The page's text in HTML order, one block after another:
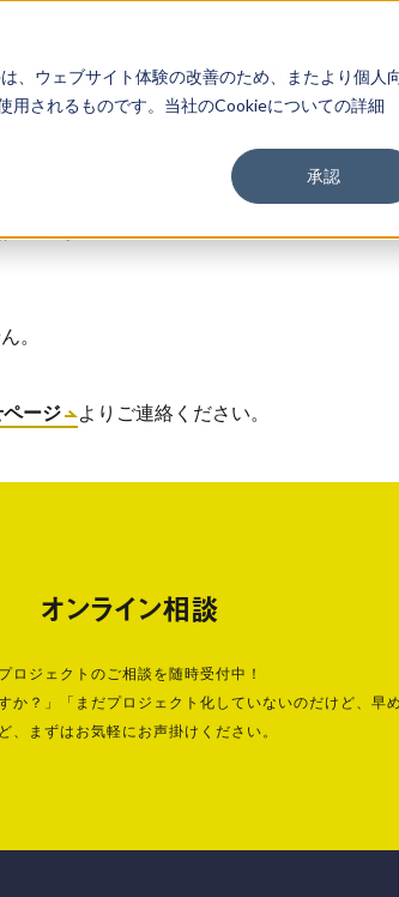
、ウェブサイト体験の改善のため、またより個人
用されるものです。当社のCookieについての詳細
承認
Service Work Findings
ついて
。
ージ よりご連絡ください。
オンライン相談
プロジェクトのご相談を随時受付中！
か？」「まだプロジェクト化していないのだけど、早
、まずはお気軽にお声掛けください。